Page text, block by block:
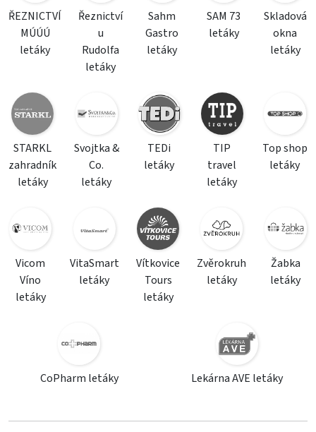
ŘEZNICTVÍ
MÚÚÚ
letáky
Řeznictví
u
Rudolfa
letáky
Sahm
Gastro
letáky
SAM 73
letáky
Skladová
okna
letáky
STARKL
zahradník
letáky
Svojtka &
Co.
letáky
TEDi
letáky
TIP
travel
letáky
Top shop
letáky
Vicom
Víno
letáky
VitaSmart
letáky
Vítkovice
Tours
letáky
Zvěrokruh
letáky
Žabka
letáky
CoPharm letáky Lekárna AVE letáky